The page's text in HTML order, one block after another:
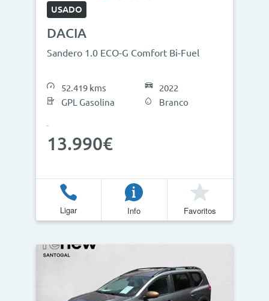
USADO
DACIA
Sandero 1.0 ECO-G Comfort Bi-Fuel
52.419 kms
GPL Gasolina
2022
Branco
13.990€
Ligar Info Favoritos